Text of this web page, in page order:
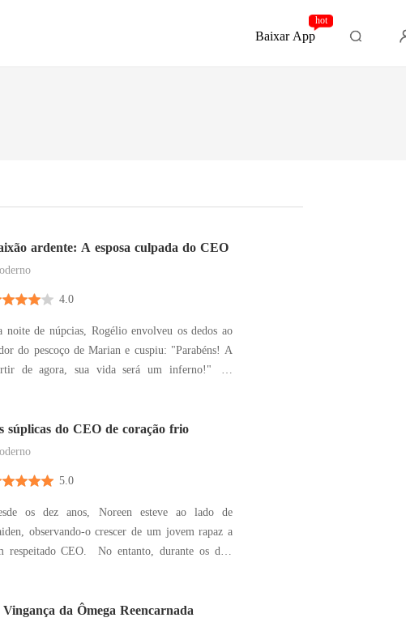
Baixar App
hot
ardente: A esposa culpada do CEO
4.0
noite de núpcias, Rogélio envolveu os dedos ao
do pescoço de Marian e cuspiu: "Parabéns! A
de agora, sua vida será um inferno!" A
ele se casou com ela, mas se recusou a
la, det
súplicas do CEO de coração frio
5.0
os dez anos, Noreen esteve ao lado de
observando-o crescer de um jovem rapaz a
CEO. No entanto, durante os dois
ficar com Noreen. Até mesmo a amante
da Ômega Reencarnada